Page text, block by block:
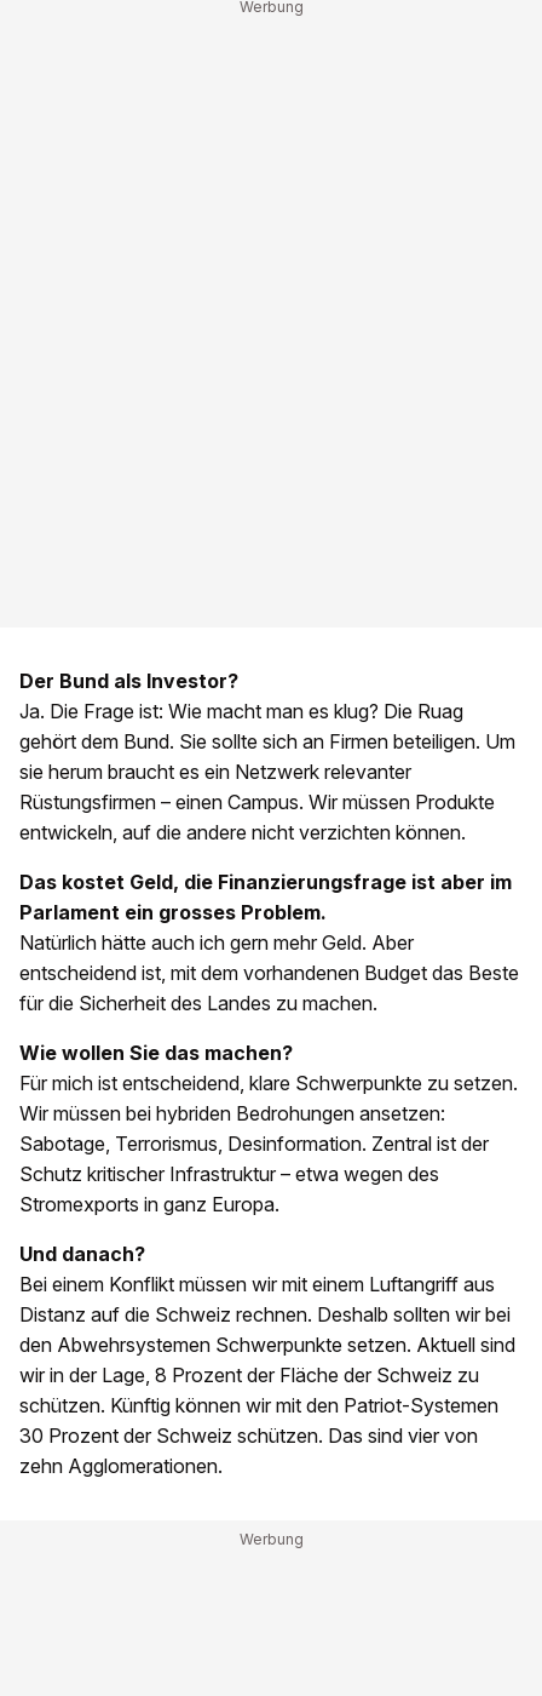
Der Bund als Investor?
Ja. Die Frage ist: Wie macht man es klug? Die Ruag
gehört dem Bund. Sie sollte sich an Firmen beteiligen. Um
sie herum braucht es ein Netzwerk relevanter
Rüstungsfirmen – einen Campus. Wir müssen Produkte
entwickeln, auf die andere nicht verzichten können.
Das kostet Geld, die Finanzierungsfrage ist aber im
Parlament ein grosses Problem.
Natürlich hätte auch ich gern mehr Geld. Aber
entscheidend ist, mit dem vorhandenen Budget das Beste
für die Sicherheit des Landes zu machen.
Wie wollen Sie das machen?
Für mich ist entscheidend, klare Schwerpunkte zu setzen.
Wir müssen bei hybriden Bedrohungen ansetzen:
Sabotage, Terrorismus, Desinformation. Zentral ist der
Schutz kritischer Infrastruktur – etwa wegen des
Stromexports in ganz Europa.
Und danach?
Bei einem Konflikt müssen wir mit einem Luftangriff aus
Distanz auf die Schweiz rechnen. Deshalb sollten wir bei
den Abwehrsystemen Schwerpunkte setzen. Aktuell sind
wir in der Lage, 8 Prozent der Fläche der Schweiz zu
schützen. Künftig können wir mit den Patriot-Systemen
30 Prozent der Schweiz schützen. Das sind vier von
zehn Agglomerationen.